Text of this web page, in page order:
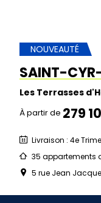
NOUVEAUTÉ
SAINT-
Les Terrasses
À partir de 279
Livraison : 4e
35 appartements
5 rue Jean